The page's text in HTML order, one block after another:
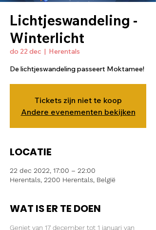
Lichtjeswandeling -
Winterlicht
do 22 dec
  |
Herentals
De lichtjeswandeling passeert Moktamee!
Tickets zijn niet te koop
Andere evenementen bekijken
LOCATIE
22 dec 2022, 17:00 – 22:00
Herentals, 2200 Herentals, België
WAT IS ER TE DOEN
Geniet van 17 december tot 1 januari van